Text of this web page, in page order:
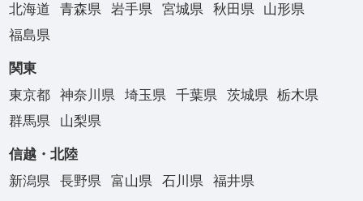
北海道
青森県 岩手県 宮城県 秋田県
山形県
福島県
関東
東京都
神奈川県 埼玉県 千葉県 茨城県
栃木県
群馬県
山梨県
信越・北陸
新潟県
長野県 富山県 石川県 福井県